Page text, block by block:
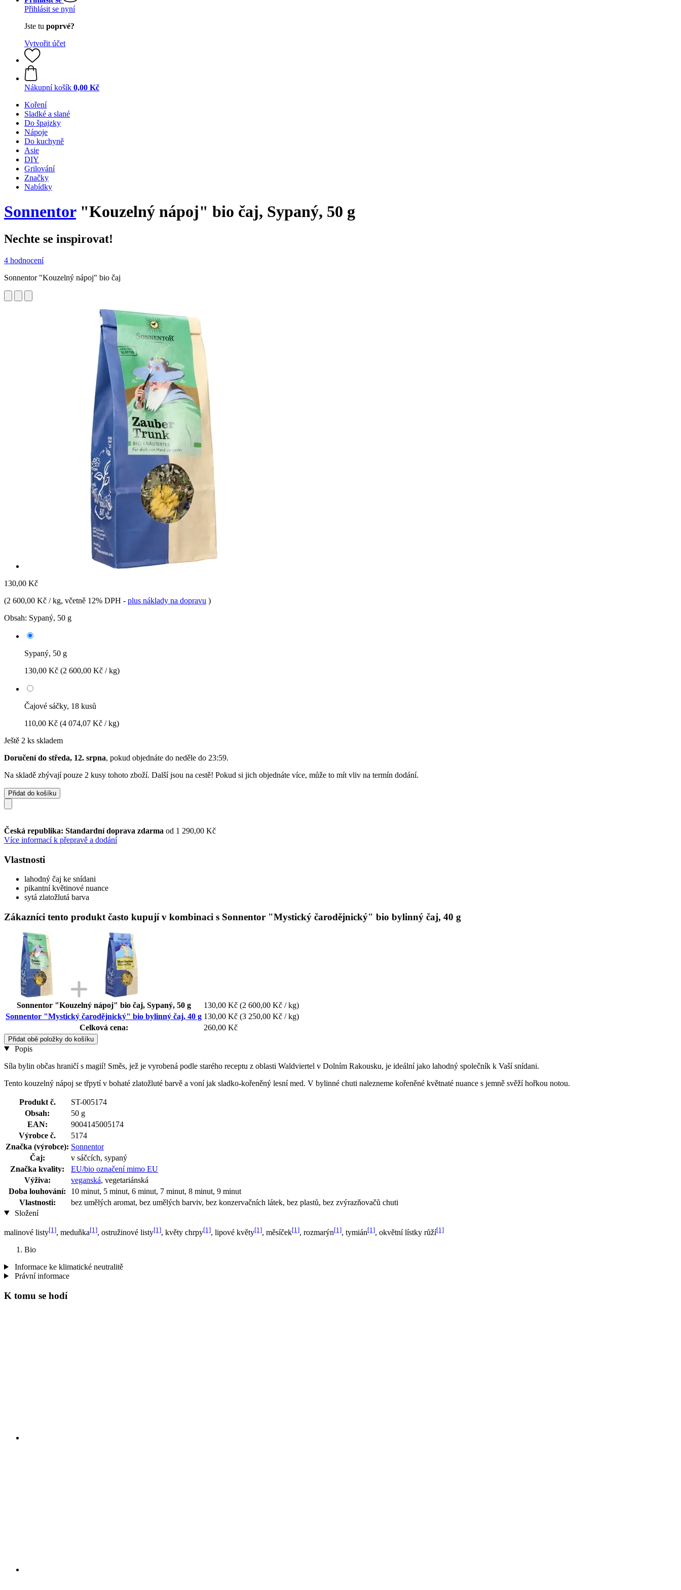
Přihlásit se nyní
Jste tu poprvé?
Vytvořit účet
Nákupní košík 0,00 Kč
Koření
Sladké a slané
Do špajzky
Nápoje
Do kuchyně
Asie
DIY
Grilování
Značky
Nabídky
Sonnentor"Kouzelný nápoj" bio čaj, Sypaný, 50 g
Nechte se inspirovat!
4 hodnocení
Sonnentor "Kouzelný nápoj" bio čaj
130,00 Kč
(2 600,00 Kč / kg, včetně 12% DPH - plus náklady na dopravu )
Obsah: Sypaný, 50 g
Sypaný, 50 g
130,00 Kč (2 600,00 Kč / kg)
Čajové sáčky, 18 kusů
110,00 Kč (4 074,07 Kč / kg)
Ještě 2 ks skladem
Doručení do středa, 12. srpna, pokud objednáte do neděle do 23:59.
Na skladě zbývají pouze 2 kusy tohoto zboží. Další jsou na cestě! Pokud si jich objednáte více, může to mít vliv na termín dodání.
Přidat do košíku
Česká republika: Standardní doprava zdarma od 1 290,00 Kč
Více informací k přepravě a dodání
Vlastnosti
lahodný čaj ke snídani
pikantní květinové nuance
sytá zlatožlutá barva
Zákazníci tento produkt často kupují v kombinaci s Sonnentor "Mystický čarodějnický" bio bylinný čaj, 40 g
Sonnentor "Kouzelný nápoj" bio čaj, Sypaný, 50 g 130,00 Kč (2 600,00 Kč / kg)
Sonnentor "Mystický čarodějnický" bio bylinný čaj, 40 g 130,00 Kč (3 250,00 Kč / kg)
Celková cena:
260,00 Kč
Přidat obě položky do košíku
Popis
Síla bylin občas hraničí s magií! Směs, jež je vyrobená podle starého receptu z oblasti Waldviertel v Dolním Rakousku, je ideální jako lahodný společník k Vaší snídani.
Tento kouzelný nápoj se třpytí v bohaté zlatožluté barvě a voní jak sladko-kořeněný lesní med. V bylinné chuti nalezneme kořeněné květnaté nuance s jemně svěží hořkou notou.
Produkt č.
ST-005174
Obsah:
50 g
EAN:
9004145005174
Výrobce č.
5174
Značka (výrobce): Sonnentor
Čaj:
v sáčcích, sypaný
Značka kvality:
EU/bio označení mimo EU
Výživa:
veganská, vegetariánská
Doba louhování:
10 minut, 5 minut, 6 minut, 7 minut, 8 minut, 9 minut
Vlastnosti:
bez umělých aromat, bez umělých barviv, bez konzervačních látek, bez plastů, bez zvýrazňovačů chuti
Složení
malinové listy[1], meduňka[1], ostružinové listy[1], květy chrpy[1], lipové květy[1], měsíček[1], rozmarýn[1], tymián[1], okvětní lístky růží[1]
Bio
Informace ke klimatické neutralitě
Právní informace
K tomu se hodí